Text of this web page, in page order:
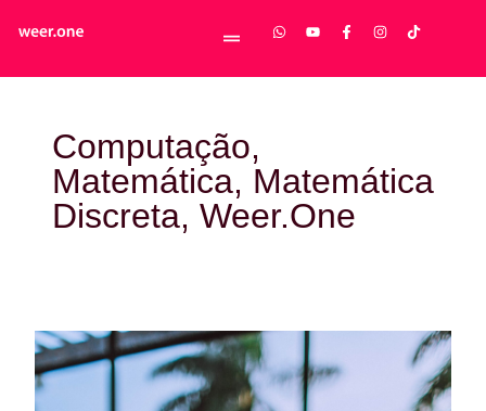
Computação,
Matemática, Matemática
Discreta, Weer.One